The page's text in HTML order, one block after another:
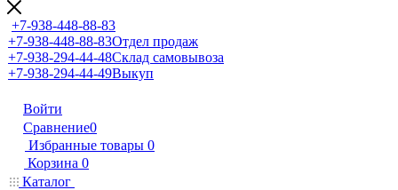
+7-938-448-88-83
+7-938-448-88-83Отдел продаж
+7-938-294-44-48Склад самовывоза
+7-938-294-44-49Выкуп
Войти
Сравнение0
Избранные товары 0
Корзина 0
Каталог